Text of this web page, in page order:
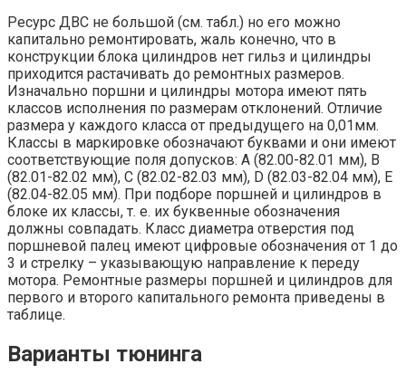
Ресурс ДВС не большой (см. табл.) но его можно
капитально ремонтировать, жаль конечно, что в
конструкции блока цилиндров нет гильз и цилиндры
приходится растачивать до ремонтных размеров.
Изначально поршни и цилиндры мотора имеют пять
классов исполнения по размерам отклонений. Отличие
размера у каждого класса от предыдущего на 0,01мм.
Классы в маркировке обозначают буквами и они имеют
соответствующие поля допусков: А (82.00-82.01 мм), В
(82.01-82.02 мм), С (82.02-82.03 мм), D (82.03-82.04 мм), E
(82.04-82.05 мм). При подборе поршней и цилиндров в
блоке их классы, т. е. их буквенные обозначения
должны совпадать. Класс диаметра отверстия под
поршневой палец имеют цифровые обозначения от 1 до
3 и стрелку – указывающую направление к переду
мотора. Ремонтные размеры поршней и цилиндров для
первого и второго капитального ремонта приведены в
таблице.
Варианты тюнинга